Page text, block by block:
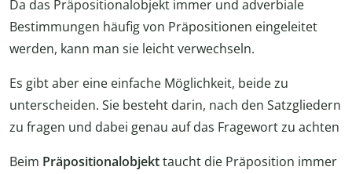
Da das Präpositionalobjekt immer und adverbiale
Bestimmungen häufig von Präpositionen eingeleitet
werden, kann man sie leicht verwechseln.
Es gibt aber eine einfache Möglichkeit, beide zu
unterscheiden. Sie besteht darin, nach den Satzgliedern
zu fragen und dabei genau auf das Fragewort zu achten
Beim Präpositionalobjekttaucht die Präposition immer